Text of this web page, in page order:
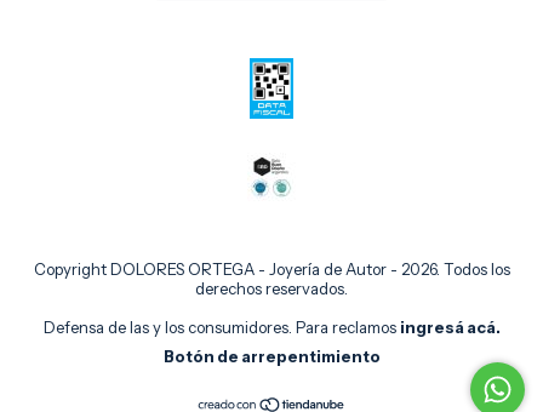
Copyright DOLORES ORTEGA - Joyería de Autor - 2026. Todos los
derechos reservados.
Defensa de las y los consumidores. Para reclamos ingresá acá.
Botón de arrepentimiento